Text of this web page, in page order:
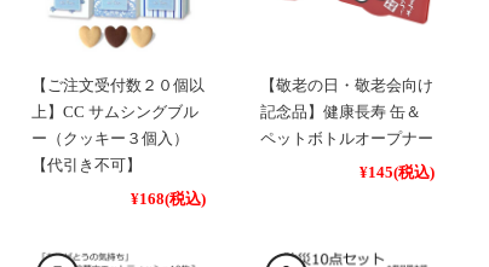
【ご注文受付数２０個以
上】CC サムシングブル
ー（クッキー３個入）
【代引き不可】
¥168(税込)
【敬老の日・敬老会向け
記念品】健康長寿 缶＆
ペットボトルオープナー
¥145(税込)